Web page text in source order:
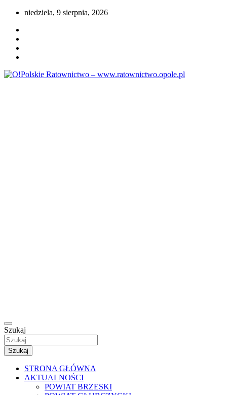
Przejdź
treści
niedziela, 9 sierpnia, 2026
Szukaj
Szukaj
STRONA GŁÓWNA
AKTUALNOŚCI
POWIAT BRZESKI